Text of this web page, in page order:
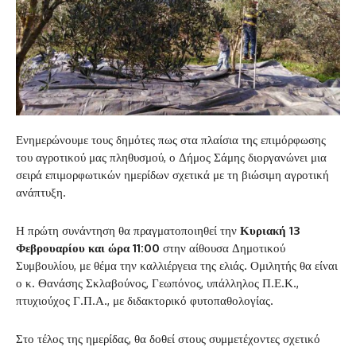
Ενημερώνουμε τους δημότες πως στα πλαίσια της επιμόρφωσης
του αγροτικού μας πληθυσμού, ο Δήμος Σάμης διοργανώνει μια
σειρά επιμορφωτικών ημερίδων σχετικά με τη βιώσιμη αγροτική
ανάπτυξη.
Η πρώτη συνάντηση θα πραγματοποιηθεί την Κυριακή 13
Φεβρουαρίου και ώρα 11:00 στην αίθουσα Δημοτικού
Συμβουλίου, με θέμα την καλλιέργεια της ελιάς. Ομιλητής θα είναι
ο κ. Θανάσης Σκλαβούνος, Γεωπόνος, υπάλληλος Π.Ε.Κ.,
πτυχιούχος Γ.Π.Α., με διδακτορικό φυτοπαθολογίας.
Στο τέλος της ημερίδας, θα δοθεί στους συμμετέχοντες σχετικό